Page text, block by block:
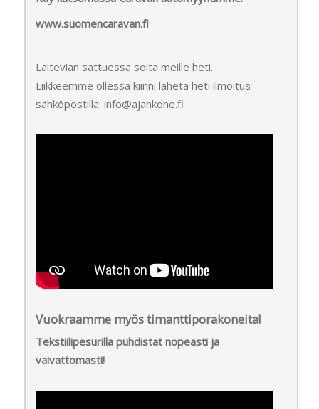
www.suomencaravan.fi
Laitevian sattuessa soita meille heti.
Liikkeemme ollessa kiinni lähetä heti ilmoitus
sähköpostilla: info@ajankone.fi
Vuokraamme myös timanttiporakoneita!
Tekstiilipesurilla puhdistat nopeasti ja
vaivattomasti!